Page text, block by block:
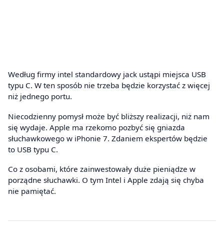
Według firmy intel standardowy jack ustąpi miejsca USB
typu C. W ten sposób nie trzeba będzie korzystać z więcej
niż jednego portu.
Niecodzienny pomysł może być bliższy realizacji, niż nam
się wydaje. Apple ma rzekomo pozbyć się gniazda
słuchawkowego w iPhonie 7. Zdaniem ekspertów będzie
to USB typu C.
Co z osobami, które zainwestowały duże pieniądze w
porządne słuchawki. O tym Intel i Apple zdają się chyba
nie pamiętać.